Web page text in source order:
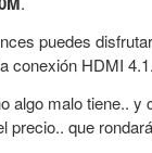
puedes
conexión HDMI 4.1.
algo malo tiene..
precio.. que